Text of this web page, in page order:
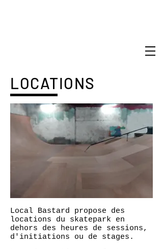
LOCATIONS
Local Bastard propose des
locations du skatepark en
dehors des heures de sessions,
d'initiations ou de stages.